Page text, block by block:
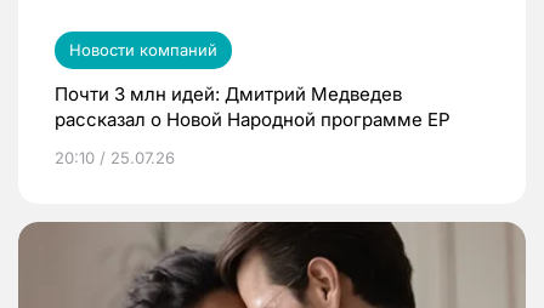
Новости компаний
Почти 3 млн идей: Дмитрий Медведев
рассказал о Новой Народной программе ЕР
20:10 / 25.07.26